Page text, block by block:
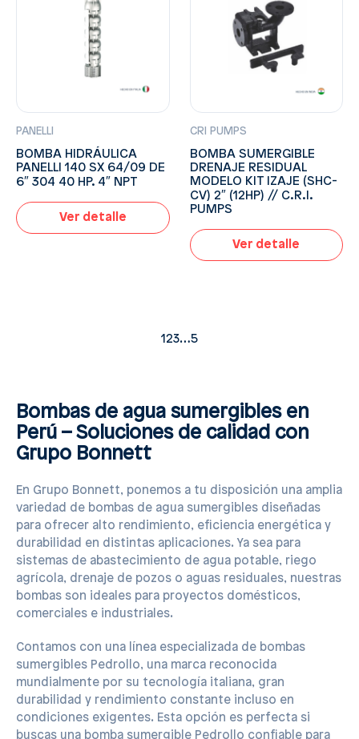
PANELLI
BOMBA HIDRÁULICA
PANELLI 140 SX 64/09 DE
6″ 304 40 HP. 4″ NPT
Ver detalle
CRI PUMPS
BOMBA SUMERGIBLE
DRENAJE RESIDUAL
MODELO KIT IZAJE (SHC-
CV) 2″ (12HP) // C.R.I.
PUMPS
Ver detalle
123…5
Bombas de agua sumergibles en
Perú – Soluciones de calidad con
Grupo Bonnett
En Grupo Bonnett, ponemos a tu disposición una amplia
variedad de bombas de agua sumergibles diseñadas
para ofrecer alto rendimiento, eficiencia energética y
durabilidad en distintas aplicaciones. Ya sea para
sistemas de abastecimiento de agua potable, riego
agrícola, drenaje de pozos o aguas residuales, nuestras
bombas son ideales para proyectos domésticos,
comerciales e industriales.
Contamos con una línea especializada de bombas
sumergibles Pedrollo, una marca reconocida
mundialmente por su tecnología italiana, gran
durabilidad y rendimiento constante incluso en
condiciones exigentes. Esta opción es perfecta si
buscas una bomba sumergible Pedrollo confiable para